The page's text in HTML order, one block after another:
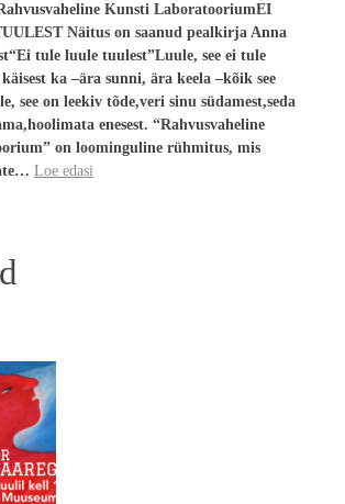
Kunsti LaboratooriumEI
Näitus on saanud pealkirja Anna
tule luule tuulest”Luule, see ei tule
ka –ära sunni, ära keela –kõik see
see on leekiv tõde,veri sinu südamest,seda
enesest. “Rahvusvaheline
on loominguline rühmitus, mis
Loe edasi